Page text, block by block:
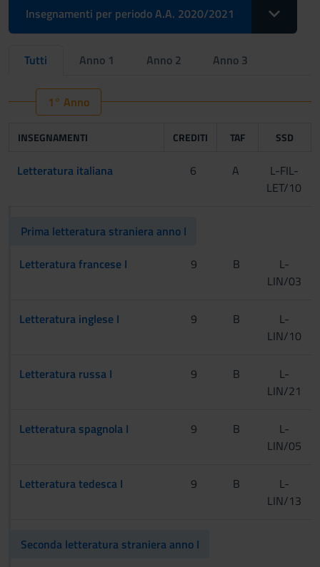
Insegnamenti per periodo A.A. 2020/2021
Toggle
Tutti Anno 1 Anno 2 Anno 3
1° Anno
INSEGNAMENTI CREDITI TAF SSD
Letteratura italiana 6 A
L-FIL-
LET/10
Prima letteratura straniera anno I
Letteratura francese I
9 B
L-
LIN/03
Letteratura inglese I 9 B
L-
LIN/10
Letteratura russa I 9 B
L-
LIN/21
Letteratura spagnola I 9 B
L-
LIN/05
Letteratura tedesca I 9 B
L-
LIN/13
Seconda letteratura straniera anno I